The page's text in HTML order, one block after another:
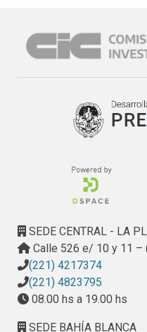
mercaderías y servicios y
es el transporte público.
Se trabajó sobre la
vinculado la traza de los
y su vinculación con
el estudio con una
electrificación,
terminales, formaciones, etc.
SEDE CENTRAL - LA
Calle 526 e/ 10 y 11 –
(221) 4217374
(221) 4823795
08.00 hs a 19.00 hs
SEDE BAHÍA BLANCA